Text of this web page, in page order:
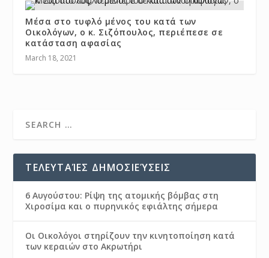
Μέσα στο τυφλό μένος του κατά των
Οικολόγων, ο κ. Σιζόπουλος, περιέπεσε σε
κατάσταση αφασίας
March 18, 2021
ΤΕΛΕΥΤΑΊΕΣ ΔΗΜΟΣΙΕΎΣΕΙΣ
6 Αυγούστου: Ρίψη της ατομικής βόμβας στη
Χιροσίμα και ο πυρηνικός εφιάλτης σήμερα
Οι Οικολόγοι στηρίζουν την κινητοποίηση κατά
των κεραιών στο Ακρωτήρι